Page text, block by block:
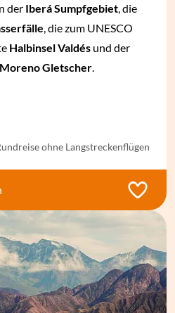
der Iberá Sumpfgebiet , die
, die zum UNESCO
Halbinsel Valdés und der
Gletscher
ohne Langstreckenflügen